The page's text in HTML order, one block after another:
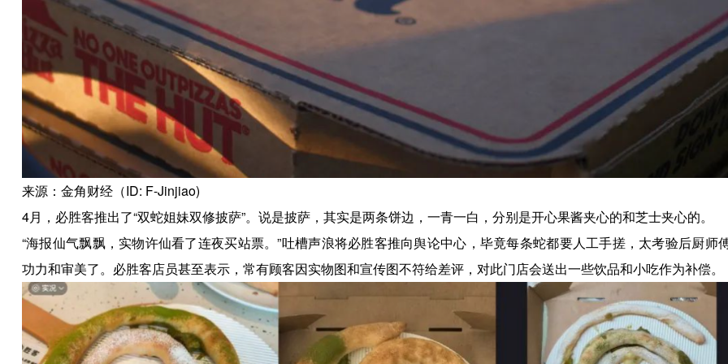
来源：金角财经（ID: F-Jinjiao)
4月，必胜客推出了“双蛇姐妹双修披萨”。说是披萨，其实是两条饼边，一青一白，分别是开心果酱夹心的和芝士夹心的。
“海报仙气飘飘，实物许仙看了连夜买站票。”吐槽声浪将必胜客推向舆论中心，毕竟每条蛇都要人工手搓，太考验后厨师
功力和审美了。必胜客店员甚至表示，常有顾客因实物图和宣传图不符给差评，对此门店会送出一些饮品和小吃作为补偿。